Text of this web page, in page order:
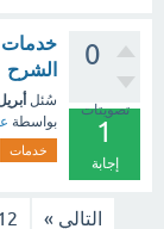
0
تصويتات
1
إجابة
خدمات
الشرح
سُئل أبريل
بواسطة
خدمات
التالي »